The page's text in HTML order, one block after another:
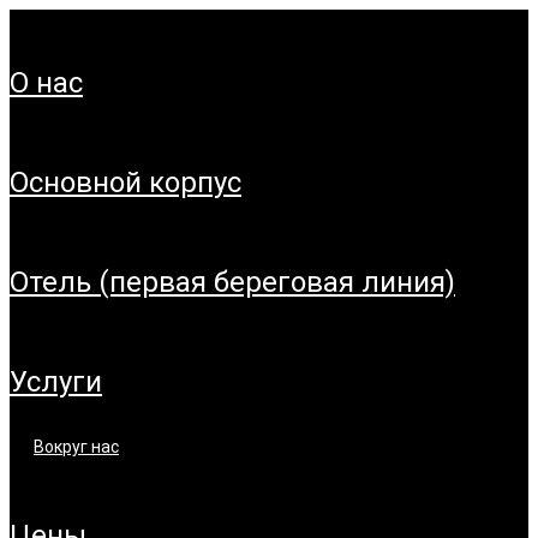
о нас
основной корпус
отель (первая береговая линия)
услуги
вокруг нас